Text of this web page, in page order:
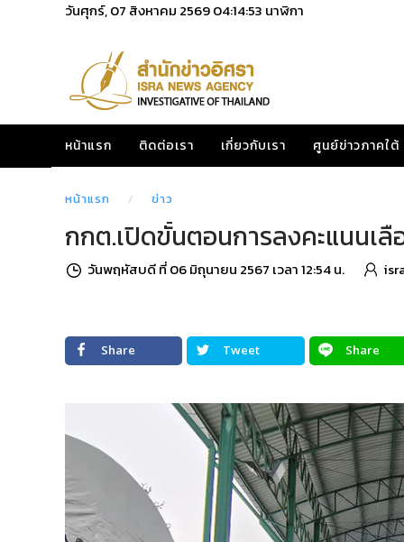
วันศุกร์, 07 สิงหาคม 256904:14:54 นาฬิกา
หน้าแรก ติดต่อเรา เกี่ยวกับเรา ศูนย์ข่าวภาคใต้
หน้าแรก ข่าว
กกต.เปิดขั้นตอนการลงคะแนนเลื
วันพฤหัสบดี ที่ 06 มิถุนายน 2567 เวลา 12:54 น.
Share Tweet Share